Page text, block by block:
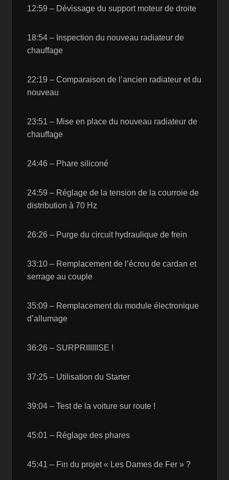
12:59 – Dévissage du support moteur de droite
18:54 – Inspection du nouveau radiateur de
chauffage
22:19 – Comparaison de l’ancien radiateur et du
nouveau
23:51 – Mise en place du nouveau radiateur de
chauffage
24:46 – Phare siliconé
24:59 – Réglage de la tension de la courroie de
distribution à 70 Hz
26:26 – Purge du circuit hydraulique de frein
33:10 – Remplacement de l’écrou de cardan et
serrage au couple
35:09 – Remplacement du module électronique
d’allumage
36:26 – SURPRIIIIIISE !
37:25 – Utilisation du Starter
39:04 – Test de la voiture sur route !
45:01 – Réglage des phares
45:41 – Fin du projet « Les Dames de Fer » ?